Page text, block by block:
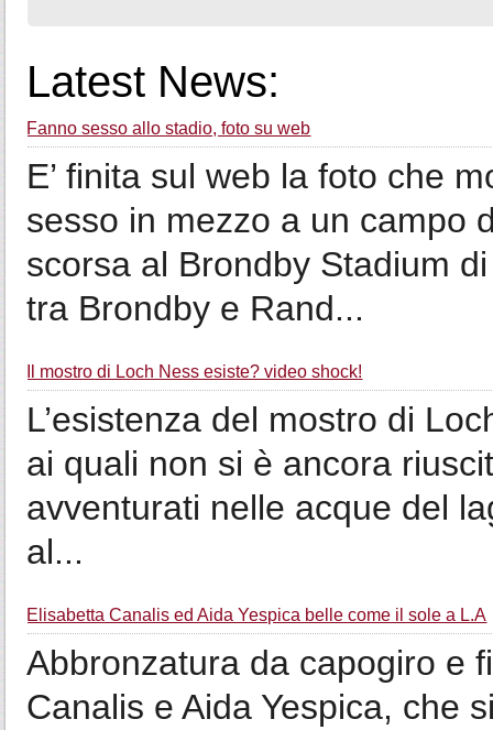
Latest News:
Fanno sesso allo stadio, foto su web
E’ finita sul web la foto che
sesso in mezzo a un campo
scorsa al Brondby Stadium
tra Brondby e Rand...
Il mostro di Loch Ness esiste? video shock!
L’esistenza del mostro di
ai quali non si è ancora
avventurati nelle acque del
al...
Elisabetta Canalis ed Aida Yespica belle come il sole a L.A
Abbronzatura da capogiro e
Canalis e Aida Yespica, che